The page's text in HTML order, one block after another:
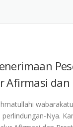
Afirmasi
Nya.